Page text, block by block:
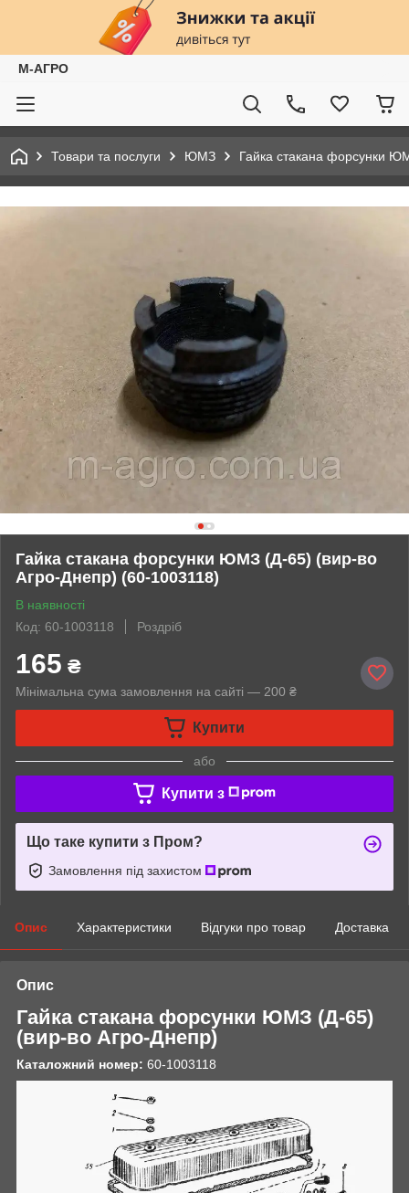
М-АГРО
Товари та послуги ЮМЗ Гайка стакана форсунки
Гайка стакана форсунки ЮМЗ (Д-65) (вир-во
Агро-Днепр) (60-1003118)
В наявності
Код: 60-1003118
Роздріб
165 ₴
Мінімальна сума замовлення на сайті — 200 ₴
Купити
або
Купити з
Що таке купити з Пром?
Замовлення під захистом
Опис Характеристики Відгуки про товар Доставка
Опис
Гайка стакана форсунки ЮМЗ (Д-65)
(вир-во Агро-Днепр)
Каталожний номер: 60-1003118